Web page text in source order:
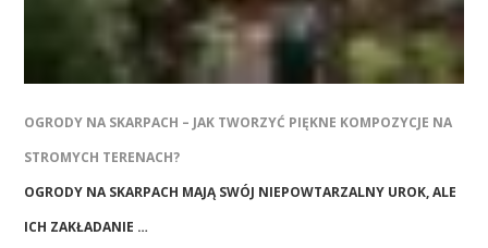
OGRODY NA SKARPACH – JAK TWORZYĆ PIĘKNE KOMPOZYCJE NA
STROMYCH TERENACH?
OGRODY NA SKARPACH MAJĄ SWÓJ NIEPOWTARZALNY UROK, ALE
ICH ZAKŁADANIE …